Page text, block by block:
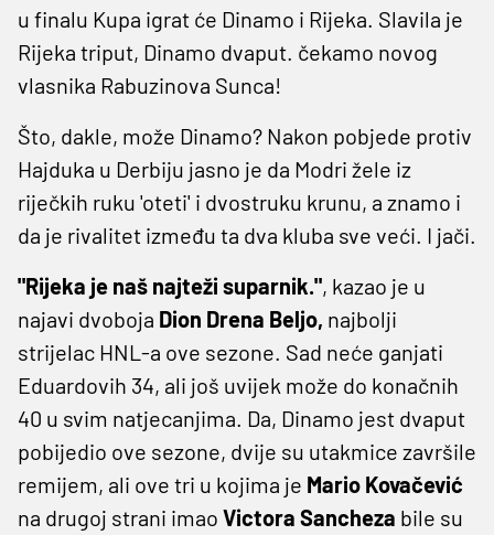
u finalu Kupa igrat će Dinamo i Rijeka. Slavila je
Rijeka triput, Dinamo dvaput. čekamo novog
vlasnika Rabuzinova Sunca!
Što, dakle, može Dinamo? Nakon pobjede protiv
Hajduka u Derbiju jasno je da Modri žele iz
riječkih ruku 'oteti' i dvostruku krunu, a znamo i
da je rivalitet između ta dva kluba sve veći. I jači.
"Rijeka je naš najteži suparnik.", kazao je u
najavi dvoboja Dion Drena Beljo, najbolji
strijelac HNL-a ove sezone. Sad neće ganjati
Eduardovih 34, ali još uvijek može do konačnih
40 u svim natjecanjima. Da, Dinamo jest dvaput
pobijedio ove sezone, dvije su utakmice završile
remijem, ali ove tri u kojima je Mario Kovačević
na drugoj strani imao Victora Sancheza bile su